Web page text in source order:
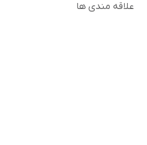
علاقه مندی ها